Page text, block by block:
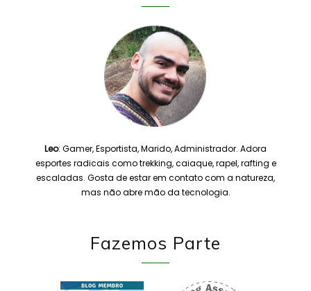
Leo: Gamer, Esportista, Marido, Administrador. Adora
esportes radicais como trekking, caiaque, rapel, rafting e
escaladas. Gosta de estar em contato com a natureza,
mas não abre mão da tecnologia.
Fazemos Parte